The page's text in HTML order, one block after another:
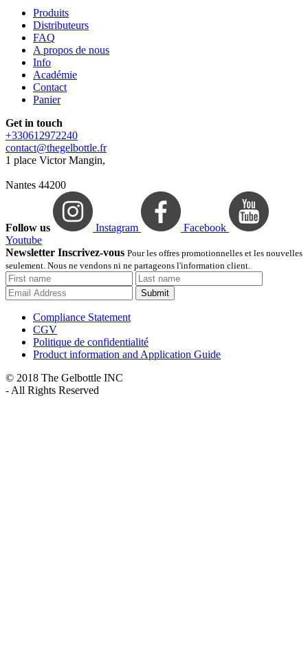
Produits
Distributeurs
FAQ
A propos de nous
Info
Académie
Contact
Panier
Get in touch
+330612972240
contact@thegelbottle.fr
1 place Victor Mangin,
Nantes 44200
Follow us Instagram
Facebook
Youtube
Newsletter Inscrivez-vous Pour les offres promotionnelles et les nouvelles
seulement. Nous ne vendons ni ne partageons l'information client.
Submit
Compliance Statement
CGV
Politique de confidentialité
Product information and Application Guide
© 2018 The Gelbottle INC
- All Rights Reserved